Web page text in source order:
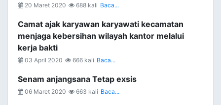
20 Maret 2020 688 kali Baca...
Camat ajak karyawan karyawati kecamatan
menjaga kebersihan wilayah kantor melalui
kerja bakti
03 April 2020 666 kali Baca...
Senam anjangsana Tetap exsis
06 Maret 2020 663 kali Baca...